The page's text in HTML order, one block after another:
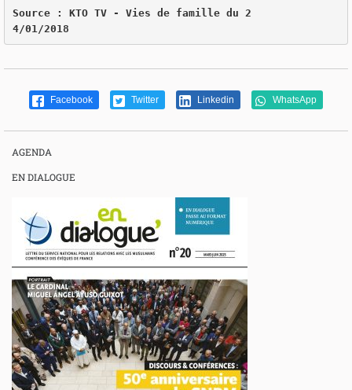
Source : KTO TV - Vies de famille du 2
4/01/2018
Facebook Twitter Linkedin WhatsApp
AGENDA
EN DIALOGUE